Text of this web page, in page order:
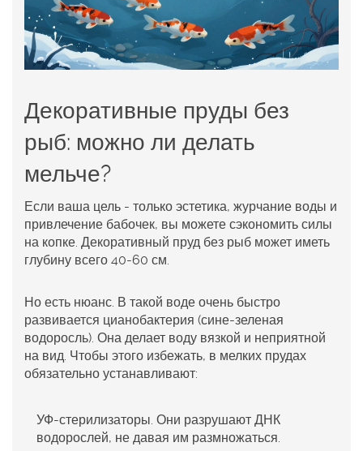
Декоративные пруды без
рыб: можно ли делать
мельче?
Если ваша цель - только эстетика, журчание воды и
привлечение бабочек, вы можете сэкономить силы
на копке. Декоративный пруд без рыб может иметь
глубину всего 40-60 см.
Но есть нюанс. В такой воде очень быстро
развивается цианобактерия (сине-зеленая
водоросль). Она делает воду вязкой и неприятной
на вид. Чтобы этого избежать, в мелких прудах
обязательно устанавливают:
УФ-стерилизаторы. Они разрушают ДНК
водорослей, не давая им размножаться.